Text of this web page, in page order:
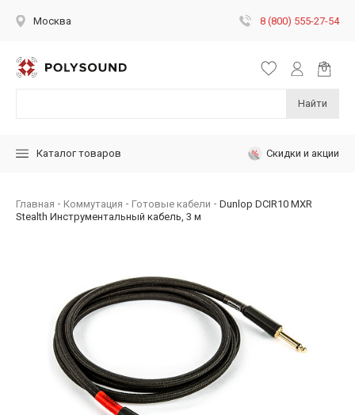
Москва 8 (800) 555-27-54
Найти
Каталог товаров Скидки и акции
Главная Коммутация Готовые кабели
Dunlop DCIR10 MXR
Stealth Инструментальный кабель, 3 м